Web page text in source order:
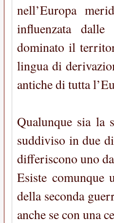
nell’Europa
influenzata
dominato il
lingua di
antiche di tutta
Qualunque sia la
suddiviso in due
differiscono uno
Esiste comunque
della seconda
anche se con una